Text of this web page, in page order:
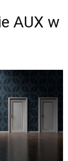
AUX w